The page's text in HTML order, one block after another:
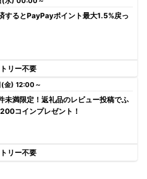
するとPayPayポイント最大1.5%戻っ
リー不要
金) 12:00～
未満限定！返礼品のレビュー投稿でふ
コインプレゼント！
リー不要